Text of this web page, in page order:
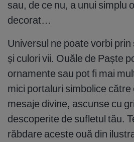
sau, de ce nu, a unui simplu
decorat…
Universul ne poate vorbi
și culori vii. Ouăle de Paște
ornamente sau pot fi mai
mici portaluri simbolice către
mesaje divine, ascunse cu
descoperite de sufletul tău.
răbdare aceste ouă din